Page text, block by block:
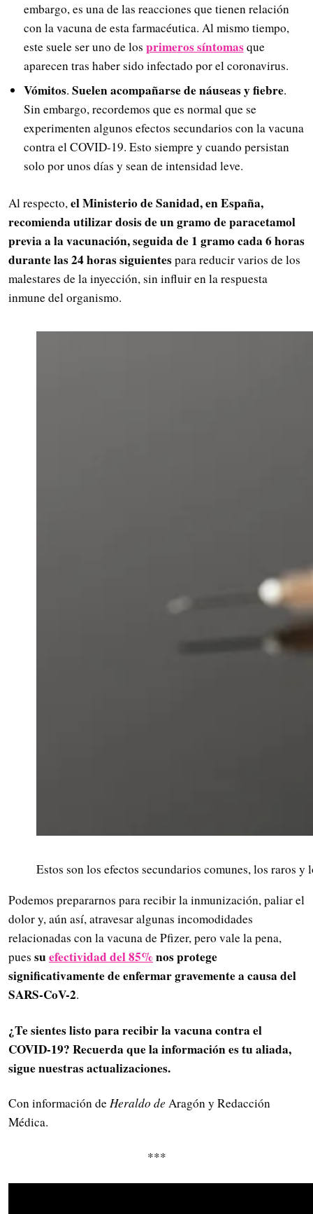
embargo, es una de las reacciones que tienen relación
con la vacuna de esta farmacéutica. Al mismo tiempo,
este suele ser uno de los primeros síntomasque
aparecen tras haber sido infectado por el coronavirus.
Vómitos. Suelen acompañarse de náuseas y fiebre.
Sin embargo, recordemos que es normal que se
experimenten algunos efectos secundarios con la vacuna
contra el COVID-19. Esto siempre y cuando persistan
solo por unos días y sean de intensidad leve.
Al respecto,el Ministerio de Sanidad, en España,
recomienda utilizar dosis de un gramo de paracetamol
previa a la vacunación, seguida de 1 gramo cada 6 horas
durante las 24 horas siguientespara reducir varios de los
malestares de la inyección, sin influir en la respuesta
inmune del organismo.
Estos son los efectos secundarios comunes, los raros y
Podemos prepararnos para recibir la inmunización, paliar el
dolor y, aún así, atravesar algunas incomodidades
relacionadas con la vacuna de Pfizer, pero vale la pena,
pues suefectividad del 85%nos protege
significativamente de enfermar gravemente a causa del
SARS-CoV-2.
¿Te sientes listo para recibir la vacuna contra el
COVID-19? Recuerda que la información es tu aliada,
sigue nuestras actualizaciones.
Con información deHeraldo de Aragón y Redacción
Médica.
***